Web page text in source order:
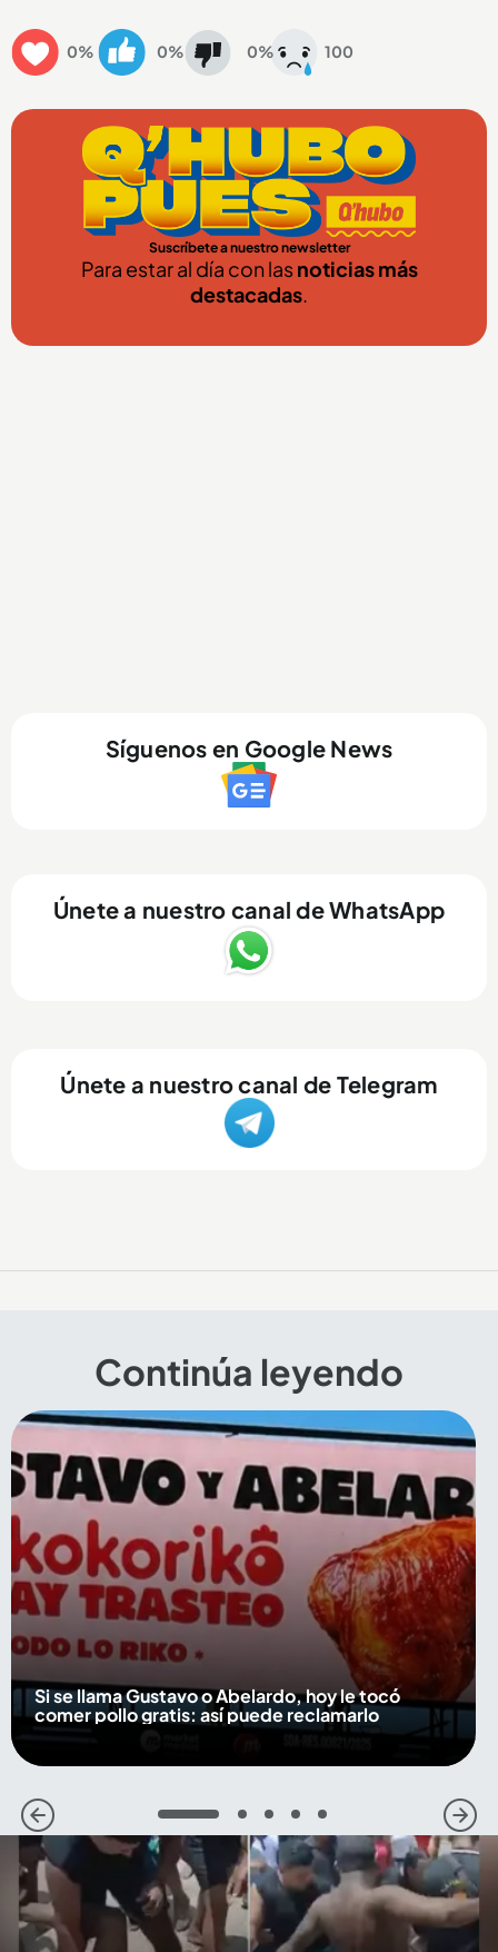
0% 0% 0% 100
Suscríbete a nuestro newsletter
Para estar al día con lasnoticias más
destacadas.
Síguenos en Google News
Únete a nuestro canal de WhatsApp
Únete a nuestro canal de Telegram
Continúa leyendo
Si se llama Gustavo o Abelardo, hoy le tocó
comer pollo gratis: así puede reclamarlo
1 2 3 4 5